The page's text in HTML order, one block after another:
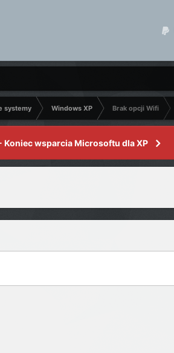
systemy Windows XP Brak opcji Wifi
Koniec wsparcia Microsoftu dla XP